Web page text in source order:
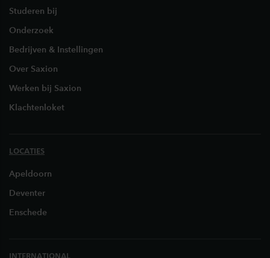
Studeren bij
Onderzoek
Bedrijven & Instellingen
Over Saxion
Werken bij Saxion
Klachtenloket
LOCATIES
Apeldoorn
Deventer
Enschede
INTERNATIONAL